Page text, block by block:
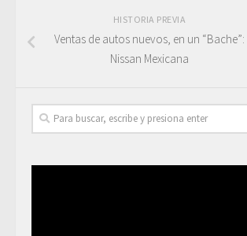
HISTORIA PREVIA
Ventas de autos nuevos, en un “Bache”:
Nissan Mexicana